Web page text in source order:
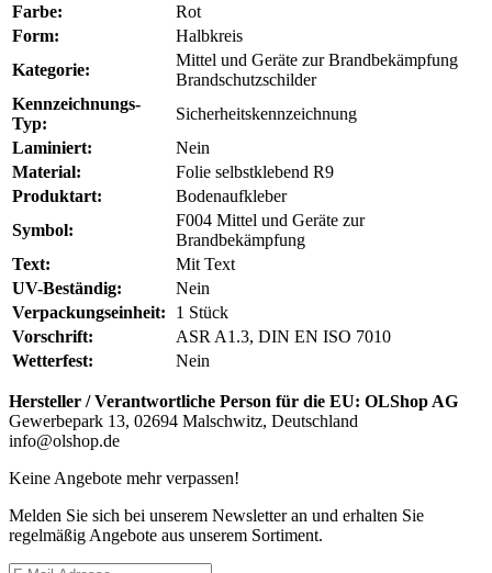
Farbe:
Rot
Form:
Halbkreis
Kategorie:
Mittel und Geräte zur Brandbekämpfung
Brandschutzschilder
Kennzeichnungs-
Typ:
Sicherheitskennzeichnung
Laminiert:
Nein
Material:
Folie selbstklebend R9
Produktart:
Bodenaufkleber
Symbol:
F004 Mittel und Geräte zur
Brandbekämpfung
Text:
Mit Text
UV-Beständig:
Nein
Verpackungseinheit:
1 Stück
Vorschrift:
ASR A1.3, DIN EN ISO 7010
Wetterfest:
Nein
Hersteller / Verantwortliche Person für die EU: OLShop AG
Gewerbepark 13, 02694 Malschwitz, Deutschland
info@olshop.de
Keine Angebote mehr verpassen!
Melden Sie sich bei unserem Newsletter an und erhalten Sie
regelmäßig Angebote aus unserem Sortiment.